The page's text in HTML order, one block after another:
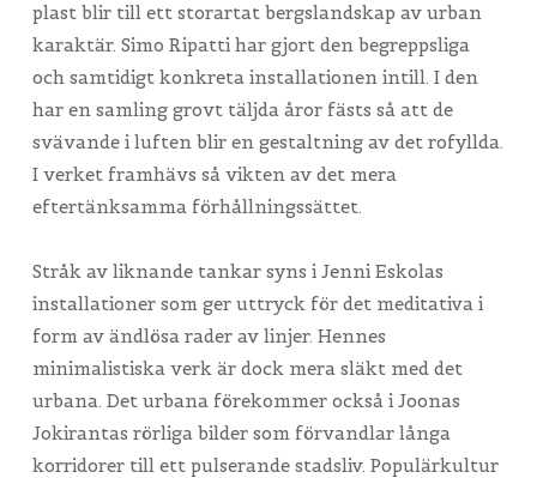
plast blir till ett storartat bergslandskap av urban
karaktär. Simo Ripatti har gjort den begreppsliga
och samtidigt konkreta installationen intill. I den
har en samling grovt täljda åror fästs så att de
svävande i luften blir en gestaltning av det rofyllda.
I verket framhävs så vikten av det mera
eftertänksamma förhållningssättet.
Stråk av liknande tankar syns i Jenni Eskolas
installationer som ger uttryck för det meditativa i
form av ändlösa rader av linjer. Hennes
minimalistiska verk är dock mera släkt med det
urbana. Det urbana förekommer också i Joonas
Jokirantas rörliga bilder som förvandlar långa
korridorer till ett pulserande stadsliv. Populärkultur